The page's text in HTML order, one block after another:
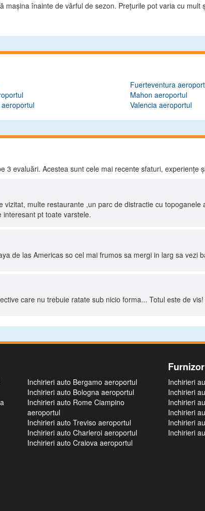
înainte de vârful de sezon. Preţurile pot varia cu mult
Fuerteventura
Mahon aeroportul
Valencia aeroportul
3 evaluări. Acestea sunt cele mai recente sfaturi, experiențe
vizitat, multe restaurante ,un parc de distractie cu
pt toate varstele.
de las Americas so cel mai frumos sa mergi in larg sa vezi
care nu trebuie ratate sub nicio forma... Totul este de vis!
Inchirieri auto Bergamo aeroportul
Inchirieri auto Bologna aeroportul
Inchirieri auto Rome Ciampino
aeroportul
Inchirieri auto Treviso aeroportul
Inchirieri auto Charleroi aeroportul
Inchirieri auto Craiova aeroportul
Furnizor
Inchirieri
Inchirieri
Inchirieri
Inchirieri
Inchirieri
Inchirieri